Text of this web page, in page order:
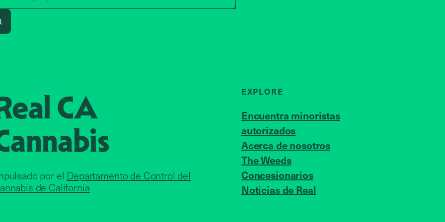
CA
por el Departamento de Control del
de California
EXPLORE
Encuentra minoristas
autorizados
Acerca de nosotros
The Weeds
Concesionarios
Noticias de Real